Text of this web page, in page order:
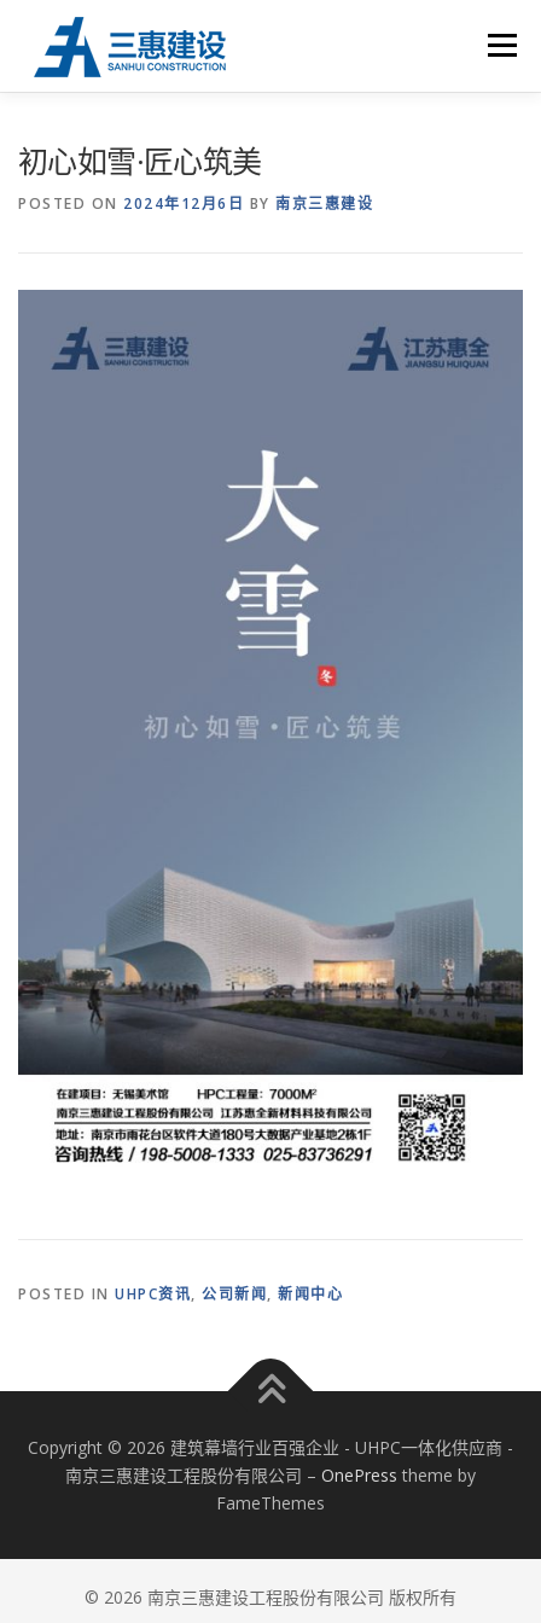
Menu
初心如雪·匠心筑美
POSTED ON 2024年12月6日 BY 南京三惠建设
POSTED IN UHPC资讯, 公司新闻, 新闻中心
Copyright © 2026 建筑幕墙行业百强企业 - UHPC一体化供应商 -
南京三惠建设工程股份有限公司 – OnePress theme by
FameThemes
© 2026 南京三惠建设工程股份有限公司 版权所有